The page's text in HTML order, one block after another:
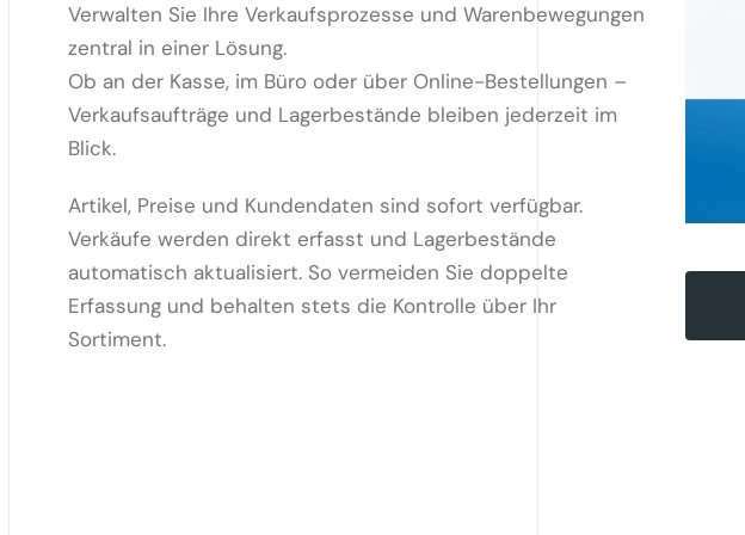
Verwalten Sie Ihre Verkaufsprozesse und Warenbewegungen
zentral in einer Lösung.
Ob an der Kasse, im Büro oder über Online-Bestellungen –
Verkaufsaufträge und Lagerbestände bleiben jederzeit im
Blick.
Artikel, Preise und Kundendaten sind sofort verfügbar.
Verkäufe werden direkt erfasst und Lagerbestände
automatisch aktualisiert. So vermeiden Sie doppelte
Erfassung und behalten stets die Kontrolle über Ihr
Sortiment.